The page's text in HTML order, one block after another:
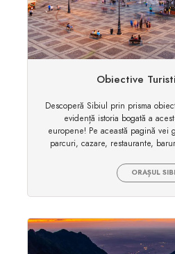
Obiective
Descoperă Sibiul prin prisma
evidență istoria bogată a
europene! Pe această pagină vei
parcuri, cazare, restaurante,
ORAȘUL